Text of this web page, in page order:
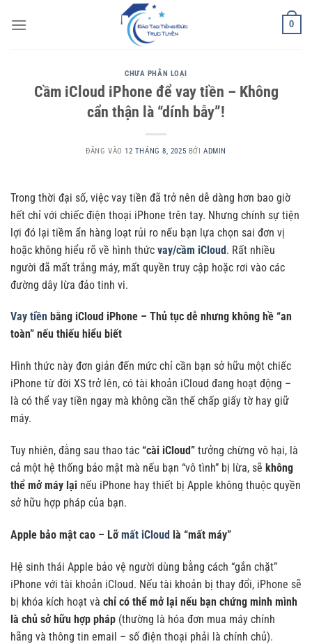
qua
0
CHƯA PHÂN LOẠI
Cầm iCloud iPhone để vay tiền – Không
cẩn thận là “dính bẫy”!
ĐĂNG VÀO12 THÁNG 8, 2025 BỞI ADMIN
Trong thời đại số, việc vay tiền đã trở nên dễ dàng hơn bao giờ
hết chỉ với chiếc điện thoại iPhone trên tay. Nhưng chính sự tiện
lợi đó lại tiềm ẩn hàng loạt rủi ro nếu bạn lựa chọn sai đơn vị
hoặc không hiểu rõ về hình thức vay/cầm iCloud. Rất nhiều
người đã mất trắng máy, mất quyền truy cập hoặc rơi vào các
đường dây lừa đảo tinh vi.
Vay tiền bằng iCloud iPhone – Thủ tục dễ nhưng không hề “an
toàn” nếu thiếu hiểu biết
Hình thức này đơn giản đến mức chỉ cần bạn sở hữu một chiếc
iPhone từ đời XS trở lên, có tài khoản iCloud đang hoạt động –
là có thể vay tiền ngay mà không cần thế chấp giấy tờ hay giữ
máy.
Tuy nhiên, đằng sau thao tác “cài iCloud” tưởng chừng vô hại, là
cả một hệ thống bảo mật mà nếu bạn “vô tình” bị lừa, sẽ không
thể mở máy lại nếu iPhone hay thiết bị Apple không thuộc quyền
sở hữu hợp pháp của bạn.
Apple bảo mật cao – Lỡ mất iCloud là “mất máy”
Hệ sinh thái Apple bảo vệ người dùng bằng cách “gắn chặt”
iPhone với tài khoản iCloud. Nếu tài khoản bị thay đổi, iPhone sẽ
bị khóa kích hoạt và chỉ có thể mở lại nếu bạn chứng minh mình
là chủ sở hữu hợp pháp (thường là hóa đơn mua máy chính
hãng và thông tin email – số điện thoại phải là chính chủ).